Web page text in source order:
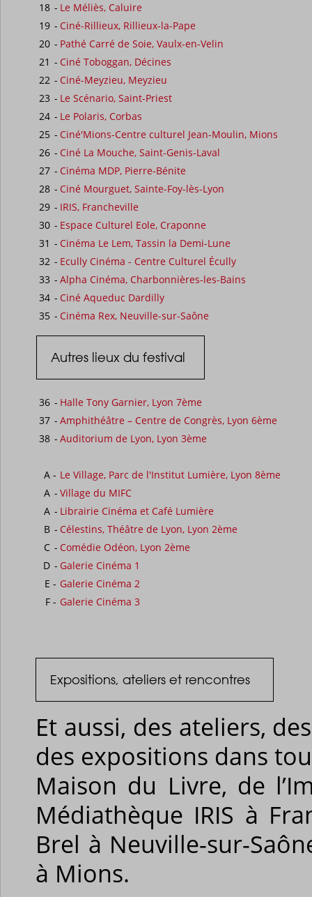
18 - Le Méliès, Caluire
19 - Ciné-Rillieux, Rillieux-la-Pape
20 - Pathé Carré de Soie, Vaulx-en-Velin
21 - Ciné Toboggan, Décines
22 - Ciné-Meyzieu, Meyzieu
23 - Le Scénario, Saint-Priest
24 - Le Polaris, Corbas
25 - Ciné'Mions-Centre culturel Jean-Moulin, Mions
26 - Ciné La Mouche, Saint-Genis-Laval
27 - Cinéma MDP, Pierre-Bénite
28 - Ciné Mourguet, Sainte-Foy-lès-Lyon
29 - IRIS, Francheville
30 - Espace Culturel Eole, Craponne
31 - Cinéma Le Lem, Tassin la Demi-Lune
32 - Ecully Cinéma - Centre Culturel Écully
33 - Alpha Cinéma, Charbonnières-les-Bains
34 - Ciné Aqueduc Dardilly
35 - Cinéma Rex, Neuville-sur-Saône
Autres lieux du festival
36 - Halle Tony Garnier, Lyon 7ème
37 - Amphithéâtre – Centre de Congrès, Lyon 6ème
38 - Auditorium de Lyon, Lyon 3ème
A - Le Village, Parc de l'Institut Lumière, Lyon 8ème
A - Village du MIFC
A - Librairie Cinéma et Café Lumière
B - Célestins, Théâtre de Lyon, Lyon 2ème
C - Comédie Odéon, Lyon 2ème
D - Galerie Cinéma 1
E - Galerie Cinéma 2
F - Galerie Cinéma 3
Expositions, ateliers et rencontres
Et aussi, des ateliers,
des expositions dans
Maison du Livre, de
Médiathèque IRIS à
Brel à Neuville-sur-
à Mions.